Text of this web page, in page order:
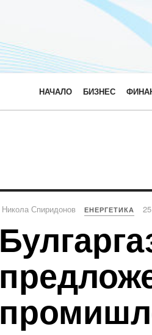
НАЧАЛО БИЗНЕС
Никола Спиридонов ЕНЕРГЕТИКА